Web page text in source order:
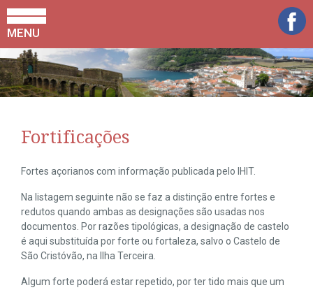
MENU
Fortificações
Fortes açorianos com informação publicada pelo IHIT.
Na listagem seguinte não se faz a distinção entre fortes e
redutos quando ambas as designações são usadas nos
documentos. Por razões tipológicas, a designação de castelo
é aqui substituída por forte ou fortaleza, salvo o Castelo de
São Cristóvão, na Ilha Terceira.
Algum forte poderá estar repetido, por ter tido mais que um